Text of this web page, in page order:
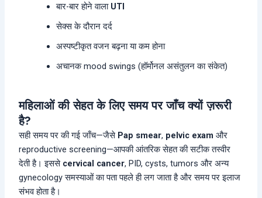
बार-बार होने वाला UTI
सेक्स के दौरान दर्द
अस्पष्टीकृत वजन बढ़ना या कम होना
अचानक mood swings (हॉर्मोनल असंतुलन का संकेत)
महिलाओं की सेहत के लिए समय पर जाँच क्यों ज़रूरी
है?
सही समय पर की गई जाँच—जैसे Pap smear, pelvic exam और
reproductive screening—आपकी आंतरिक सेहत की सटीक तस्वीर
देती है। इससे cervical cancer, PID, cysts, tumors और अन्य
gynecology समस्याओं का पता पहले ही लग जाता है और समय पर इलाज
संभव होता है।